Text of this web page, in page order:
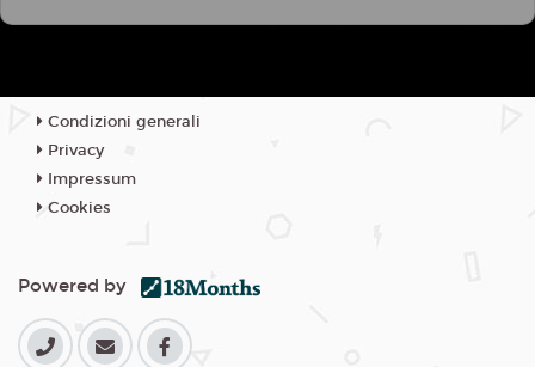
Condizioni generali
Privacy
Impressum
Cookies
Powered by